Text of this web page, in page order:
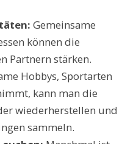
Gemeinsame
können die
Partnern stärken.
Hobbys, Sportarten
kann man die
wiederherstellen und
sammeln.